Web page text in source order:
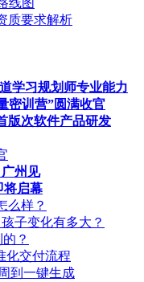
质要求解析
学习规划师专业能力
密训营”圆满收官
版次软件产品研发
州见
将启幕
么样？
子变化有多大？
？
交付流程
到一键生成